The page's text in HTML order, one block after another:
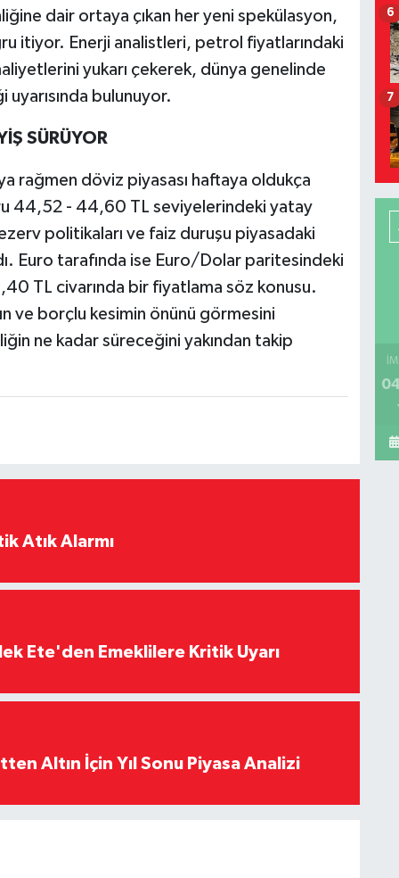
dair ortaya çıkan her yeni spekülasyon,
itiyor. Enerji analistleri, petrol fiyatlarındaki
yukarı çekerek, dünya genelinde
bulunuyor.
SÜRÜYOR
rağmen döviz piyasası haftaya oldukça
44,52 - 44,60 TL seviyelerindeki yatay
politikaları ve faiz duruşu piyasadaki
Euro tarafında ise Euro/Dolar paritesindeki
TL civarında bir fiyatlama söz konusu.
ve borçlu kesimin önünü görmesini
ne kadar süreceğini yakından takip
Atık Alarmı
Ete'den Emeklilere Kritik Uyarı
Altın İçin Yıl Sonu Piyasa Analizi
6
7